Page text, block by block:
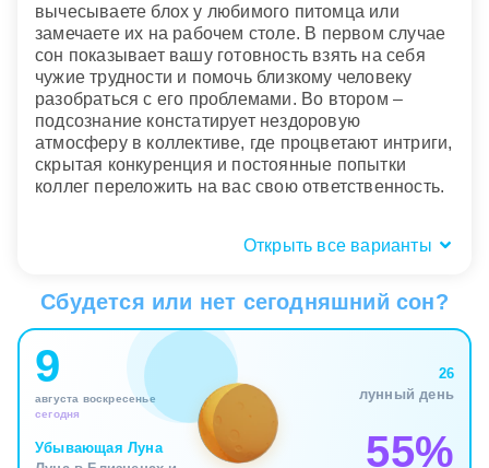
вычесываете блох у любимого питомца или
замечаете их на рабочем столе. В первом случае
сон показывает вашу готовность взять на себя
чужие трудности и помочь близкому человеку
разобраться с его проблемами. Во втором –
подсознание констатирует нездоровую
атмосферу в коллективе, где процветают интриги,
скрытая конкуренция и постоянные попытки
коллег переложить на вас свою ответственность.
Открыть все варианты
зуд или болезненные укусы?
Телесный отклик в сновидениях о паразитах
является ключевым маркером степени вашей
уязвимости. Если сон сопровождается лишь
легким фантомным зудом и желанием
отряхнуться, в реальности вы столкнулись с
поверхностными неприятностями. Это могут быть
Сбудется или нет сегодняшний сон?
9
августа воскресенье
сегодня
Убывающая Луна
26
лунный день
55%